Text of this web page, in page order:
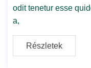
odit tenetur esse
a,
Részletek